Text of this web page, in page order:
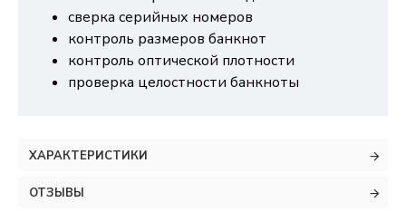
сверка серийных номеров
контроль размеров банкнот
контроль оптической плотности
проверка целостности банкноты
ХАРАКТЕРИСТИКИ
ОТЗЫВЫ